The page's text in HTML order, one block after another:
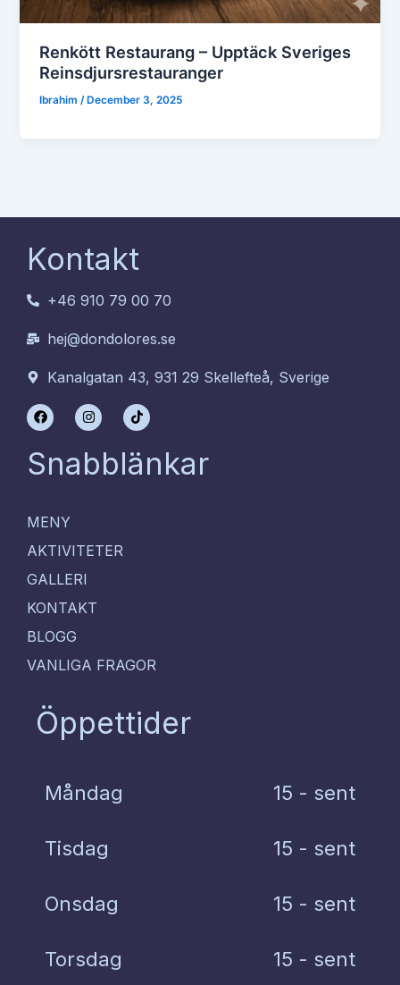
Renkött Restaurang – Upptäck Sveriges
Reinsdjursrestauranger
Ibrahim/ December 3, 2025
Kontakt
+46 910 79 00 70
hej@dondolores.se
Kanalgatan 43, 931 29 Skellefteå, Sverige
F
a
c
e
b
o
I
n
s
t
a
g
T
i
k
t
o
k
Snabblänkar
MENY
AKTIVITETER
GALLERI
KONTAKT
BLOGG
VANLIGA FRAGOR
Öppettider
Måndag 15 - sent
Tisdag 15 - sent
Onsdag 15 - sent
Torsdag 15 - sent